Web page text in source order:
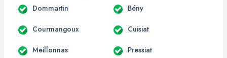
Dommartin Bény
Courmangoux Cuisiat
Meillonnas Pressiat